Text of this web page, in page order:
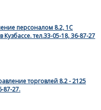
персоналом 8.2, 1С
тел.33-05-18, 36-87-27
торговлей 8.2 - 2125
87-27.